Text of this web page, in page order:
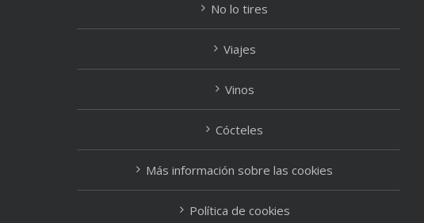
No lo tires
Viajes
Vinos
Cócteles
Más información sobre las cookies
Política de cookies